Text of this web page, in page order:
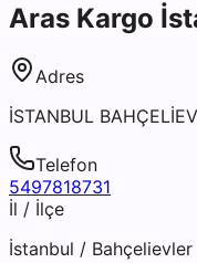
Aras Kargo
Adres
İSTANBUL
Telefon
5497818731
İl / İlçe
İstanbul / Bahçelievler